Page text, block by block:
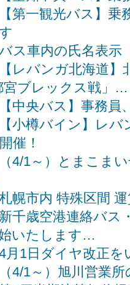
【第一観光バス】
ス車内の氏名表示
【レバンガ北海道
宮ブレックス戦」…
【中央バス】事務
【小樽バイン】レ
催！
（4/1～）とまこま
幌市内 特殊区間
新千歳空港連絡バス
いたします…
月1日ダイヤ改正
（4/1～）旭川営業